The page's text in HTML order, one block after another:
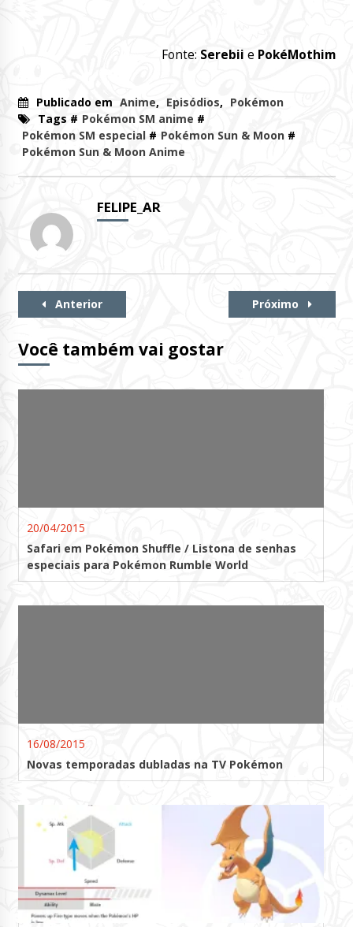
Fonte: Serebii e PokéMothim
Publicado em Anime, Episódios, Pokémon
Tags # Pokémon SM anime #
Pokémon SM especial# Pokémon Sun & Moon#
Pokémon Sun & Moon Anime
FELIPE_AR
Continue
Anterior Próximo
Você também vai gostar
20/04/2015
Safari em Pokémon Shuffle / Listona de senhas
especiais para Pokémon Rumble World
16/08/2015
Novas temporadas dubladas na TV Pokémon